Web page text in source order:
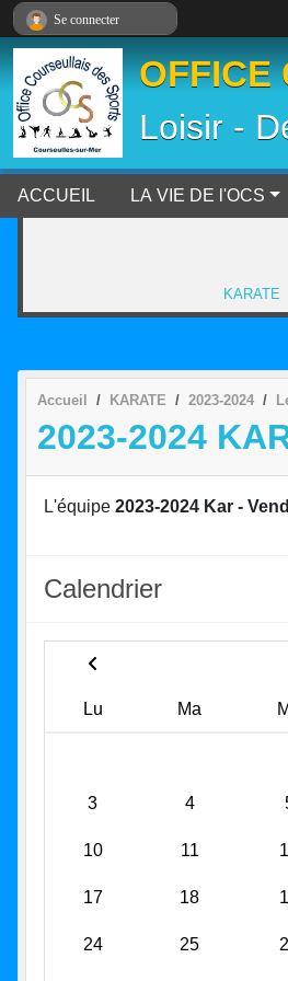
OFFICE
Loisir -
ACCUEIL LA VIE DE l'OCS
KARATE
Accueil KARATE 2023-2024
2023-2024
L'équipe 2023-2024 Kar -
Calendrier
Lu Ma
3 4
10 11
17 18
24 25
Se connecter
Panneau de gestion des cookies